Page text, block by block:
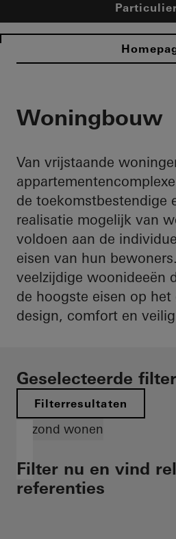
Woningbouw
Van vrijstaande
de toekomstbestendige
realisatie mogelijk van
voldoen aan de
eisen van hun
veelzijdige woonideeën
de hoogste eisen op het
design, comfort en
Geselecteerde
Filterresultaten
Gezond wonen
Filter nu en vind
referenties